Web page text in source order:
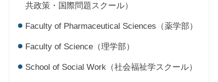
共政策・国際問題スクール）
Faculty of Pharmaceutical Sciences（薬学部）
Faculty of Science（理学部）
School of Social Work（社会福祉学スクール）